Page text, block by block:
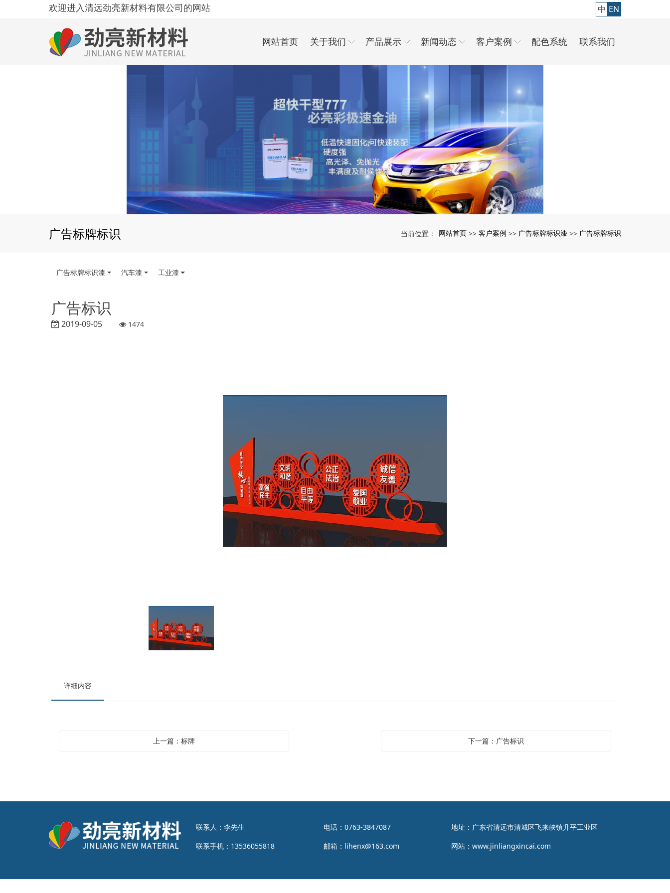
欢迎进入清远劲亮新材料有限公司的网站 中 EN
网站首页 关于我们 产品展示 新闻动态 客户案例 配色系统 联系我们
广告标牌标识 当前位置： 网站首页 >> 客户案例 >> 广告标牌标识漆 >> 广告标牌标识
广告标牌标识漆 汽车漆 工业漆
广告标识
2019-09-05 1474
详细内容
上一篇：标牌 下一篇：广告标识
联系人：李先生 电话： 0763-3847087
地址：广东省清远市清城区飞来峡镇升平工业区
联系手机： 13536055818 邮箱： lihenx@163.com 网站： www.jinliangxincai.com